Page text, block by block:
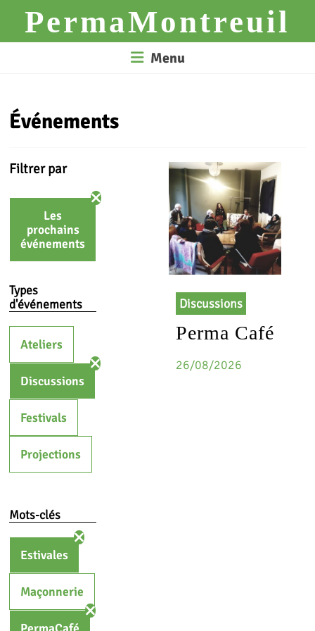
contentPermaMontreuil
Menu
Événements
Filtrer par
Les
prochains
événements
Types
d'événements
Ateliers
Discussions
Festivals
Projections
Mots-clés
Estivales
Maçonnerie
Discussions
Perma Café
26/08/2026